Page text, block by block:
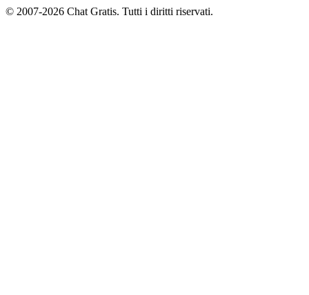
© 2007-2026 Chat Gratis. Tutti i diritti riservati.